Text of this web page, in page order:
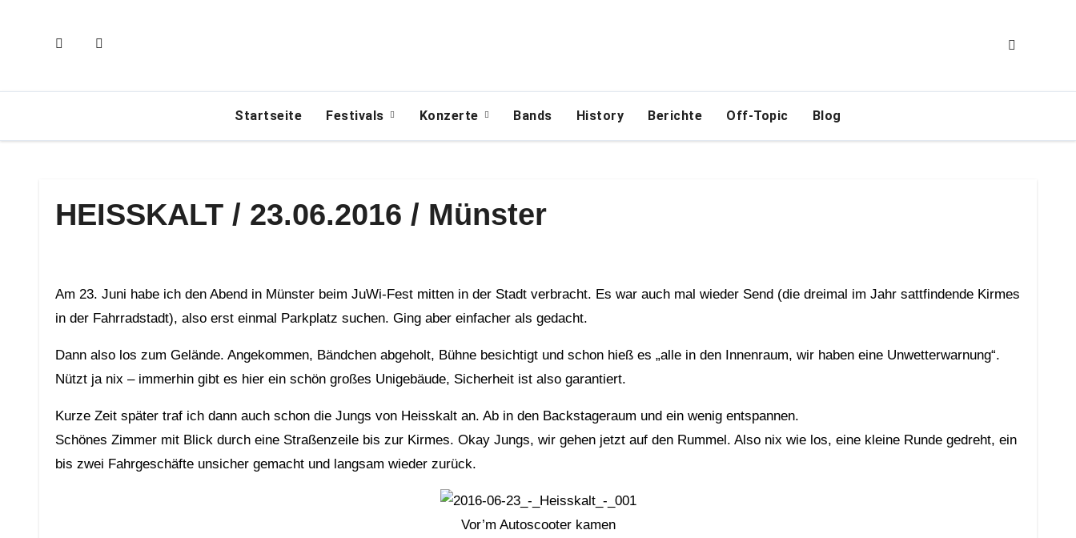
Startseite Festivals Konzerte Bands History Berichte Off-Topic Blog
HEISSKALT / 23.06.2016 / Münster
Am 23. Juni habe ich den Abend in Münster beim JuWi-Fest mitten in der Stadt verbracht. Es war auch mal wieder Send (die dreimal im Jahr sattfindende Kirmes
in der Fahrradstadt), also erst einmal Parkplatz suchen. Ging aber einfacher als gedacht.
Dann also los zum Gelände. Angekommen, Bändchen abgeholt, Bühne besichtigt und schon hieß es „alle in den Innenraum, wir haben eine Unwetterwarnung“.
Nützt ja nix – immerhin gibt es hier ein schön großes Unigebäude, Sicherheit ist also garantiert.
Kurze Zeit später traf ich dann auch schon die Jungs von Heisskalt an. Ab in den Backstageraum und ein wenig entspannen.
Schönes Zimmer mit Blick durch eine Straßenzeile bis zur Kirmes. Okay Jungs, wir gehen jetzt auf den Rummel. Also nix wie los, eine kleine Runde gedreht, ein
bis zwei Fahrgeschäfte unsicher gemacht und langsam wieder zurück.
Vor’m Autoscooter kamen